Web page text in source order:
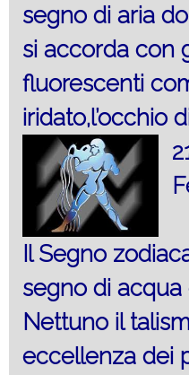
segno di aria
si accorda con
fluorescenti
iridato,l’occhio
Il Segno
segno di
Nettuno il
eccellenza dei